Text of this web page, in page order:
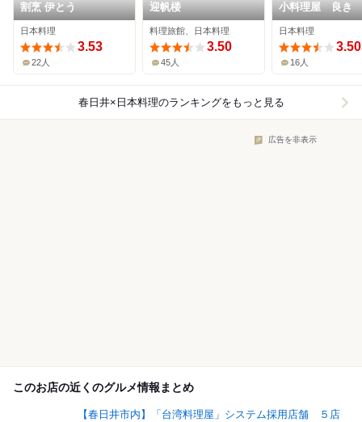
割烹 伊とう
日本料理
3.53
22人
迎帆楼
料理旅館、日本料理
3.50
45人
小料理屋 良き
日本料理
3.50
16人
春日井×日本料理のランキングをもっと見る
広告を非表示
このお店の近くのグルメ情報まとめ
【春日井市内】「台湾料理屋」システム採用店舗 ５店